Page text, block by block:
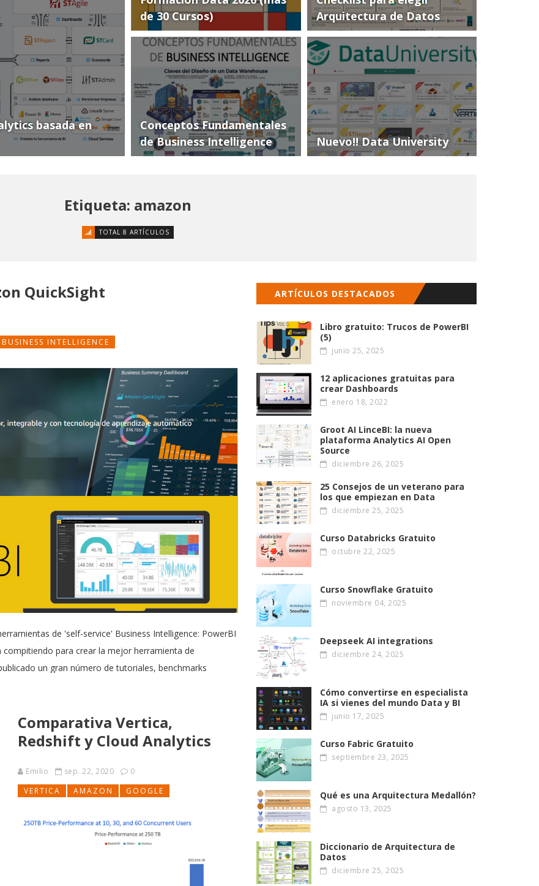
basada en
de 30 Cursos)
Arquitectura de Datos
Conceptos Fundamentales
de Business Intelligence
Nuevo!! Data University
Etiqueta: amazon
TOTAL 8 ARTÍCULOS
QuickSight
BUSINESS INTELLIGENCE
de 'self-service' Business Intelligence: PowerBI
para crear la mejor herramienta de
un gran número de tutoriales, benchmarks
Comparativa Vertica,
Redshift y Cloud Analytics
Emilio sep. 22, 2020
0
VERTICA
AMAZON GOOGLE
ARTÍCULOS DESTACADOS
Libro gratuito: Trucos de PowerBI
(5)
junio 25, 2025
12 aplicaciones gratuitas para
crear Dashboards
enero 18, 2022
Groot AI LinceBI: la nueva
plataforma Analytics AI Open
Source
diciembre 26, 2025
25 Consejos de un veterano para
los que empiezan en Data
diciembre 25, 2025
Curso Databricks Gratuito
octubre 22, 2025
Curso Snowflake Gratuito
noviembre 04, 2025
Deepseek AI integrations
diciembre 24, 2025
Cómo convertirse en especialista
IA si vienes del mundo Data y BI
junio 17, 2025
Curso Fabric Gratuito
septiembre 23, 2025
Qué es una Arquitectura Medallón?
agosto 13, 2025
Diccionario de Arquitectura de
Datos
diciembre 25, 2025